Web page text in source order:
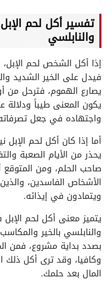
تفسير أكل لحم
والنابلسي
إذا أكل الشخص لحم
فيدل على الخير الشديد
يصارع الهموم، فترحل من
يكون المعنى طيباً ودلالة
واجتهاده في جعل
أما إذا كان أكل لحم الإبل
يحذر من الأيام الصعبة
صاحب الحلم، ومن
الأشخاص الفاسدين،
ويتمادون في إيذائه.
يتميز معنى أكل لحم
والنابلسي بالخير
بصدد بداية مشروع، فمن
وكافيا، وقد ترى أكل ذلك
المال بعد حلمك.